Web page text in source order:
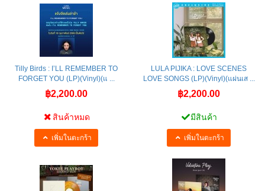
Tilly Birds : I’LL REMEMBER TO
FORGET YOU (LP)(Vinyl)(แ ...
฿2,200.00
สินค้าหมด
เพิ่มในตะกร้า
LULA PIJIKA : LOVE SCENES
LOVE SONGS (LP)(Vinyl)(แผ่นเส ...
฿2,200.00
มีสินค้า
เพิ่มในตะกร้า